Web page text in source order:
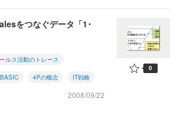
をつなぐデータ「1･
ルス活動のトレース
4Pの概念 IT戦略
2008/09/22
0